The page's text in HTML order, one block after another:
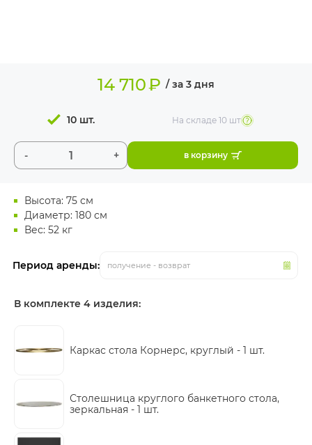
Высота: 75 см
Диаметр: 180 см
Вес: 52 кг
Период аренды: получение - возврат
14 710₽ / за 3 дня
- +
10 шт. На складе10 шт
в корзину
В комплекте 4 изделия:
Каркас стола Корнерс, круглый - 1 шт.
Столешница круглого банкетного стола,
зеркальная - 1 шт.